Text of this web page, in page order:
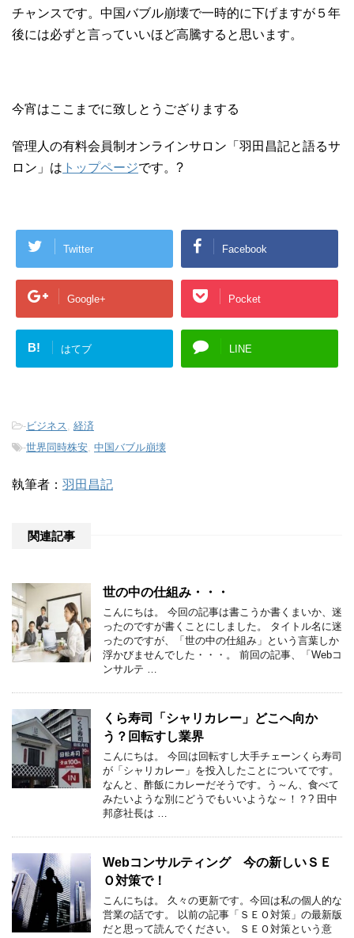
チャンスです。中国バブル崩壊で一時的に下げますが５年
後には必ずと言っていいほど高騰すると思います。
今宵はここまでに致しとうござりまする
管理人の有料会員制オンラインサロン「羽田昌記と語るサ
ロン」は トップページです。?
Twitter Facebook
Google+ Pocket
B! はてブ LINE
-ビジネス, 経済
-世界同時株安, 中国バブル崩壊
執筆者： 羽田昌記
関連記事
世の中の仕組み・・・
こんにちは。 今回の記事は書こうか書くまいか、迷
ったのですが書くことにしました。 タイトル名に迷
ったのですが、「世の中の仕組み」という言葉しか
浮かびませんでした・・・。 前回の記事、「Webコ
ンサルテ …
くら寿司「シャリカレー」どこへ向か
う？回転すし業界
こんにちは。 今回は回転すし大手チェーンくら寿司
が「シャリカレー」を投入したことについてです。
なんと、酢飯にカレーだそうです。う～ん、食べて
みたいような別にどうでもいいような～！？? 田中
邦彦社長は …
Webコンサルティング 今の新しいＳＥ
Ｏ対策で！
こんにちは。 久々の更新です。今回は私の個人的な
営業の話です。 以前の記事「ＳＥＯ対策」の最新版
だと思って読んでください。 ＳＥＯ対策という意